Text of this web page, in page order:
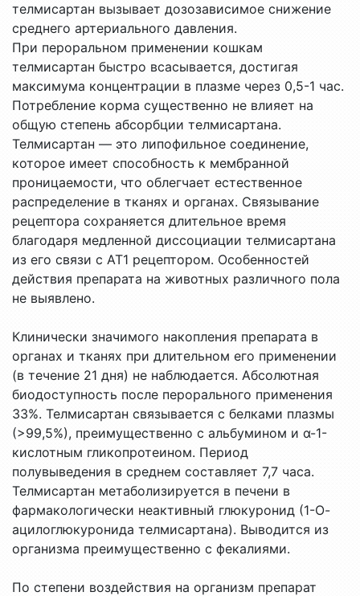
телмисартан вызывает дозозависимое снижение
среднего артериального давления.
При пероральном применении кошкам
телмисартан быстро всасывается, достигая
максимума концентрации в плазме через 0,5-1 час.
Потребление корма существенно не влияет на
общую степень абсорбции телмисартана.
Телмисартан — это липофильное соединение,
которое имеет способность к мембранной
проницаемости, что облегчает естественное
распределение в тканях и органах. Связывание
рецептора сохраняется длительное время
благодаря медленной диссоциации телмисартана
из его связи с АТ1 рецептором. Особенностей
действия препарата на животных различного пола
не выявлено.
Клинически значимого накопления препарата в
органах и тканях при длительном его применении
(в течение 21 дня) не наблюдается. Абсолютная
биодоступность после перорального применения
33%. Телмисартан связывается с белками плазмы
(>99,5%), преимущественно с альбумином и α-1-
кислотным гликопротеином. Период
полувыведения в среднем составляет 7,7 часа.
Телмисартан метаболизируется в печени в
фармакологически неактивный глюкуронид (1-О-
ацилоглюкуронида телмисартана). Выводится из
организма преимущественно с фекалиями.
По степени воздействия на организм препарат